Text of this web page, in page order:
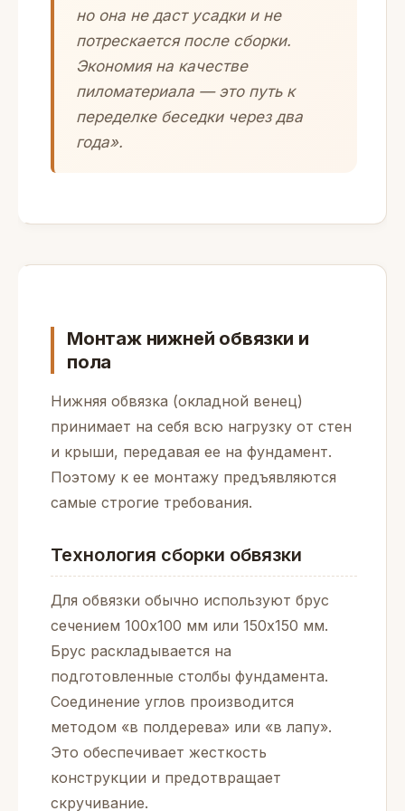
но она не даст усадки и не
потрескается после сборки.
Экономия на качестве
пиломатериала — это путь к
переделке беседки через два
года».
Монтаж нижней обвязки и
пола
Нижняя обвязка (окладной венец)
принимает на себя всю нагрузку от стен
и крыши, передавая ее на фундамент.
Поэтому к ее монтажу предъявляются
самые строгие требования.
Технология сборки обвязки
Для обвязки обычно используют брус
сечением 100х100 мм или 150х150 мм.
Брус раскладывается на
подготовленные столбы фундамента.
Соединение углов производится
методом «в полдерева» или «в лапу».
Это обеспечивает жесткость
конструкции и предотвращает
скручивание.